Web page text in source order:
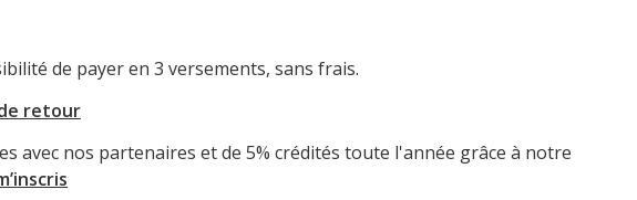
de payer en 3 versements, sans frais.
retour
avec nos partenaires et de 5% crédités toute l'année grâce à notre